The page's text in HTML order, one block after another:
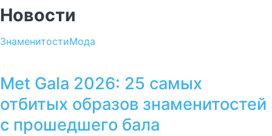
Новости
ЗнаменитостиМода
Met Gala 2026: 25 самых
отбитых образов знаменитостей
с прошедшего бала